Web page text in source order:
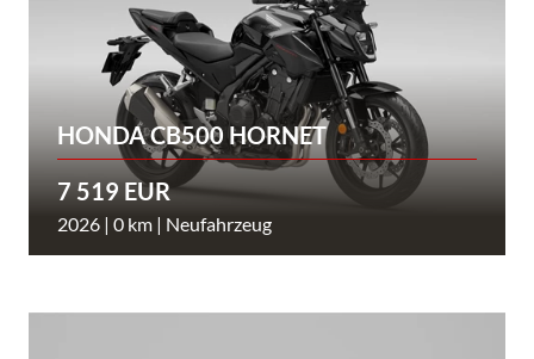
HONDA CB500 HORNET
7 519 EUR
2026 | 0 km | Neufahrzeug